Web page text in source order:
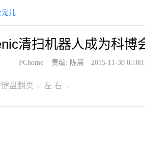
宠儿
清扫机器人成为科博
PChome| 责编: 陈晨 2015-11-30
键盘翻页 ←左 右→